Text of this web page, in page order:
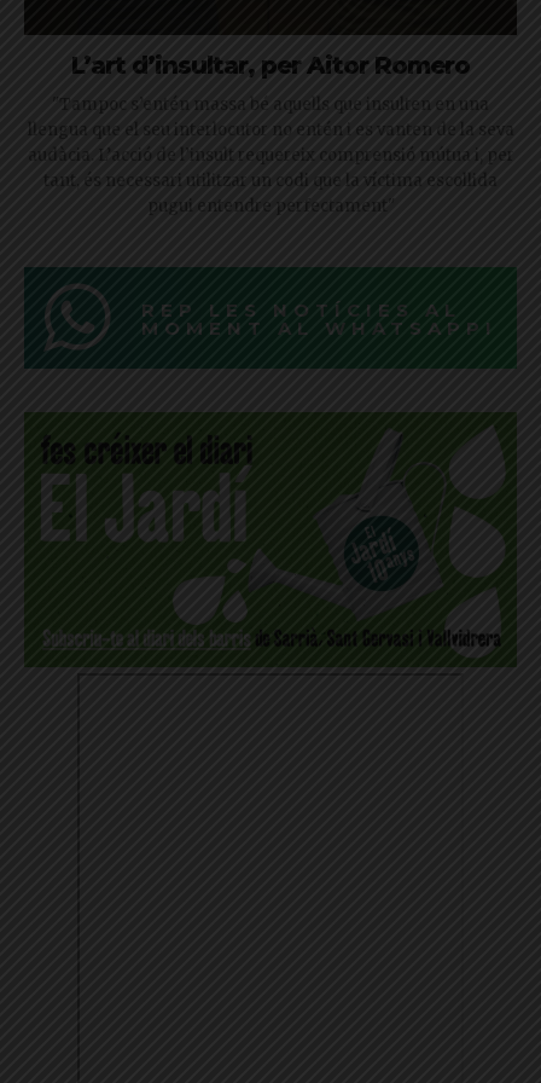
L’art d’insultar, per Aitor Romero
"Tampoc s’entén massa bé aquells que insulten en una
llengua que el seu interlocutor no entén i es vanten de la seva
audàcia. L’acció de l’insult requereix comprensió mútua i, per
tant, és necessari utilitzar un codi que la víctima escollida
pugui entendre perfectament"
REP LES NOTÍCIES AL
MOMENT AL WHATSAPP!